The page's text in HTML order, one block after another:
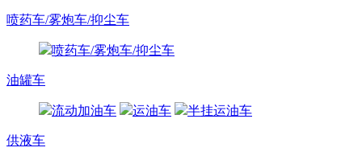
喷药车/雾炮车/抑尘车
喷药车/雾炮车/抑尘车
油罐车
流动加油车 运油车 半挂运油车
供液车